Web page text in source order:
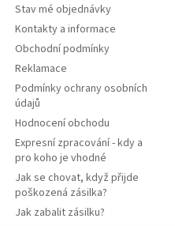
Stav mé objednávky
Kontakty a informace
Obchodní podmínky
Reklamace
Podmínky ochrany osobních
údajů
Hodnocení obchodu
Expresní zpracování - kdy a
pro koho je vhodné
Jak se chovat, když přijde
poškozená zásilka?
Jak zabalit zásilku?